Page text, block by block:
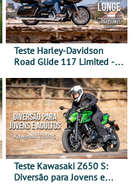
Teste Harley-Davidson
Road Glide 117 Limited - A
Teste Kawasaki Z650 S:
Diversão para Jovens e